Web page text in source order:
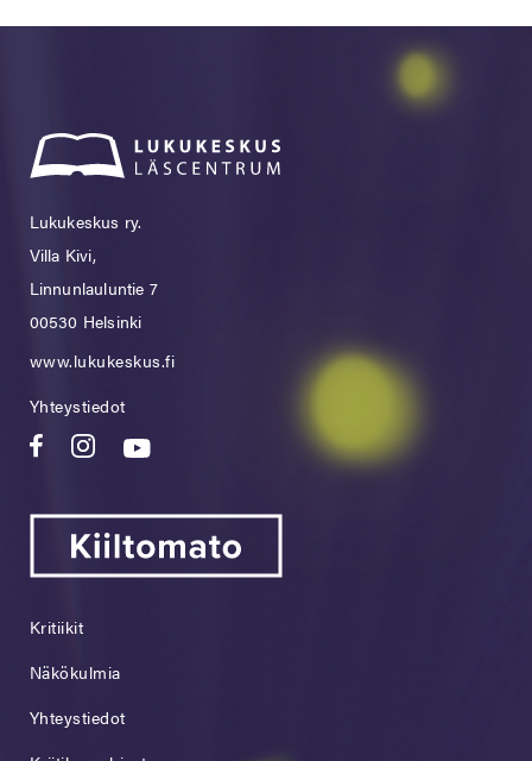
Lukukeskus ry.
Villa Kivi,
Linnunlauluntie 7
00530 Helsinki
www.lukukeskus.fi
Yhteystiedot
Kritiikit
Näkökulmia
Yhteystiedot